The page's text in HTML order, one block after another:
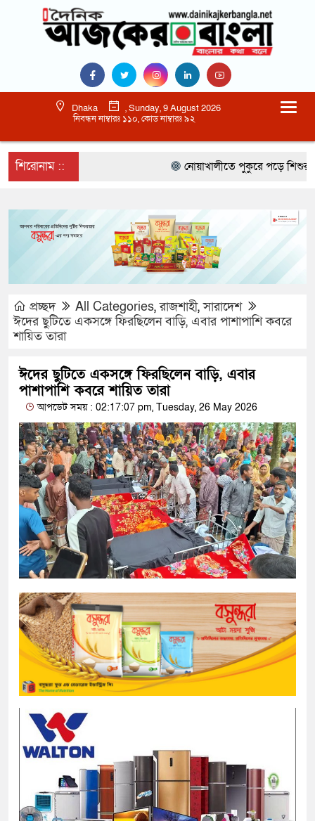
Dhaka
, Sunday, 9 August 2026
নিবন্ধন নাম্বারঃ ১১০, কোড নাম্বারঃ ৯২
শিরোনাম :: নোয়াখালীতে পুকুরে পড়ে শিশুর মৃত্যু
প্রচ্ছদ All Categories,রাজশাহী,সারাদেশ
ঈদের ছুটিতে একসঙ্গে ফিরছিলেন বাড়ি, এবার পাশাপাশি কবরে
শায়িত তারা
ঈদের ছুটিতে একসঙ্গে ফিরছিলেন বাড়ি, এবার
পাশাপাশি কবরে শায়িত তারা
আপডেট সময় : 02:17:07 pm, Tuesday, 26 May 2026